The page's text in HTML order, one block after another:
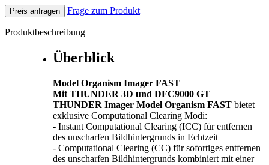
Preis anfragen Frage zum Produkt
Produktbeschreibung
Überblick
Model Organism Imager FAST
Mit THUNDER 3D und DFC9000 GT
THUNDER Imager Model Organism FAST bietet
exklusive Computational Clearing Modi:
- Instant Computational Clearing (ICC) für entfernen
des unscharfen Bildhintergrunds in Echtzeit
- Computational Clearing (CC) für sofortiges entfernen
des unscharfen Bildhintergrunds kombiniert mit einer